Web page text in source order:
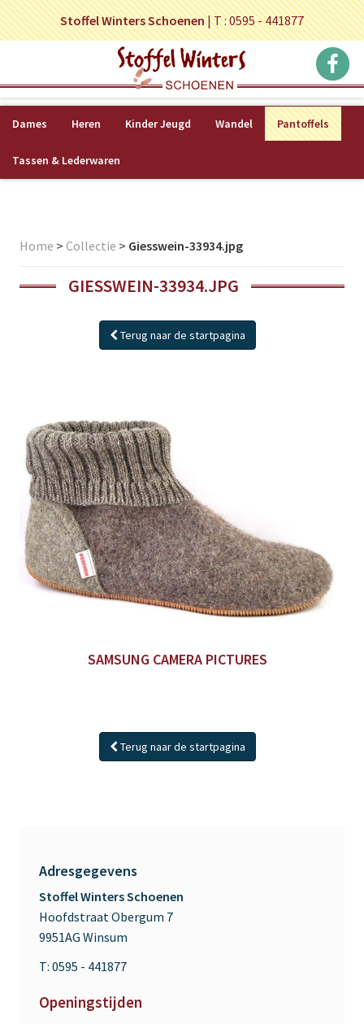
Stoffel Winters Schoenen|T : 0595 - 441877
Dames Heren Kinder Jeugd Wandel Pantoffels
Tassen & Lederwaren
Home > Collectie > Giesswein-33934.jpg
GIESSWEIN-33934.JPG
Terug naar de startpagina
SAMSUNG CAMERA PICTURES
Terug naar de startpagina
Adresgegevens
Stoffel Winters Schoenen
Hoofdstraat Obergum 7
9951AG Winsum
T: 0595 - 441877
Openingstijden